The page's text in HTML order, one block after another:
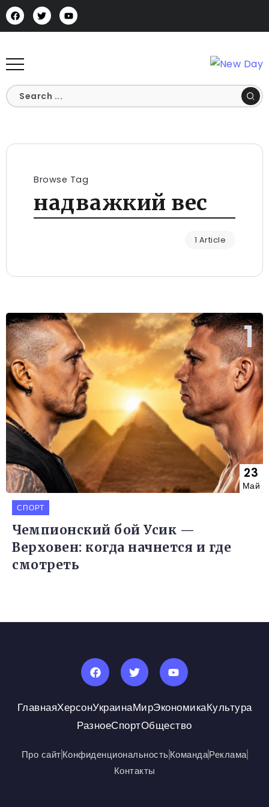
Browse Tag
надважкий вес
1 Article
23
Май
СПОРТ
Чемпионский бой Усик —
Верховен: когда начнется и где
смотреть
ГлавнаяХерсонУкраинаМирЭкономикаКультура
РазноеСпортОбщество
Про сайтКонфиденциональностьКомандаРеклама
Контакты